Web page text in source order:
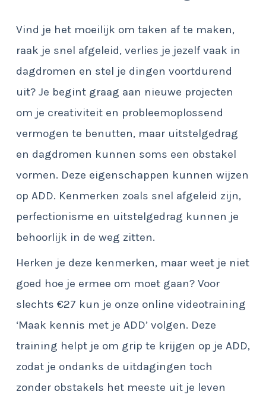
Vind je het moeilijk om taken af te maken,
raak je snel afgeleid, verlies je jezelf vaak in
dagdromen en stel je dingen voortdurend
uit? Je begint graag aan nieuwe projecten
om je creativiteit en probleemoplossend
vermogen te benutten, maar uitstelgedrag
en dagdromen kunnen soms een obstakel
vormen. Deze eigenschappen kunnen wijzen
op ADD. Kenmerken zoals snel afgeleid zijn,
perfectionisme en uitstelgedrag kunnen je
behoorlijk in de weg zitten.
Herken je deze kenmerken, maar weet je niet
goed hoe je ermee om moet gaan? Voor
slechts €27 kun je onze online videotraining
‘Maak kennis met je ADD’ volgen. Deze
training helpt je om grip te krijgen op je ADD,
zodat je ondanks de uitdagingen toch
zonder obstakels het meeste uit je leven